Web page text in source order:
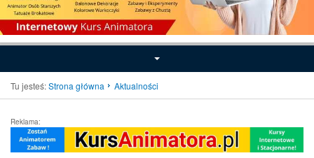
Tu jesteś:Strona główna Aktualności
Reklama: